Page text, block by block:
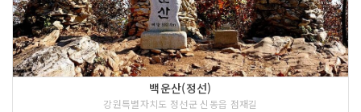
백운산(정선)
강원특별자치도 정선군 신동읍 점재길